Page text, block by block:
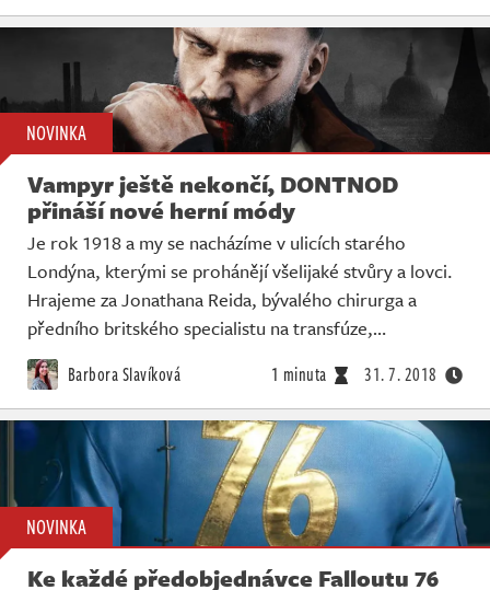
NOVINKA
Vampyr ještě nekončí, DONTNOD
přináší nové herní módy
Je rok 1918 a my se nacházíme v ulicích starého
Londýna, kterými se prohánějí všelijaké stvůry a lovci.
Hrajeme za Jonathana Reida, bývalého chirurga a
předního britského specialistu na transfúze,…
Barbora Slavíková 1 minuta 31. 7. 2018
NOVINKA
Ke každé předobjednávce Falloutu 76